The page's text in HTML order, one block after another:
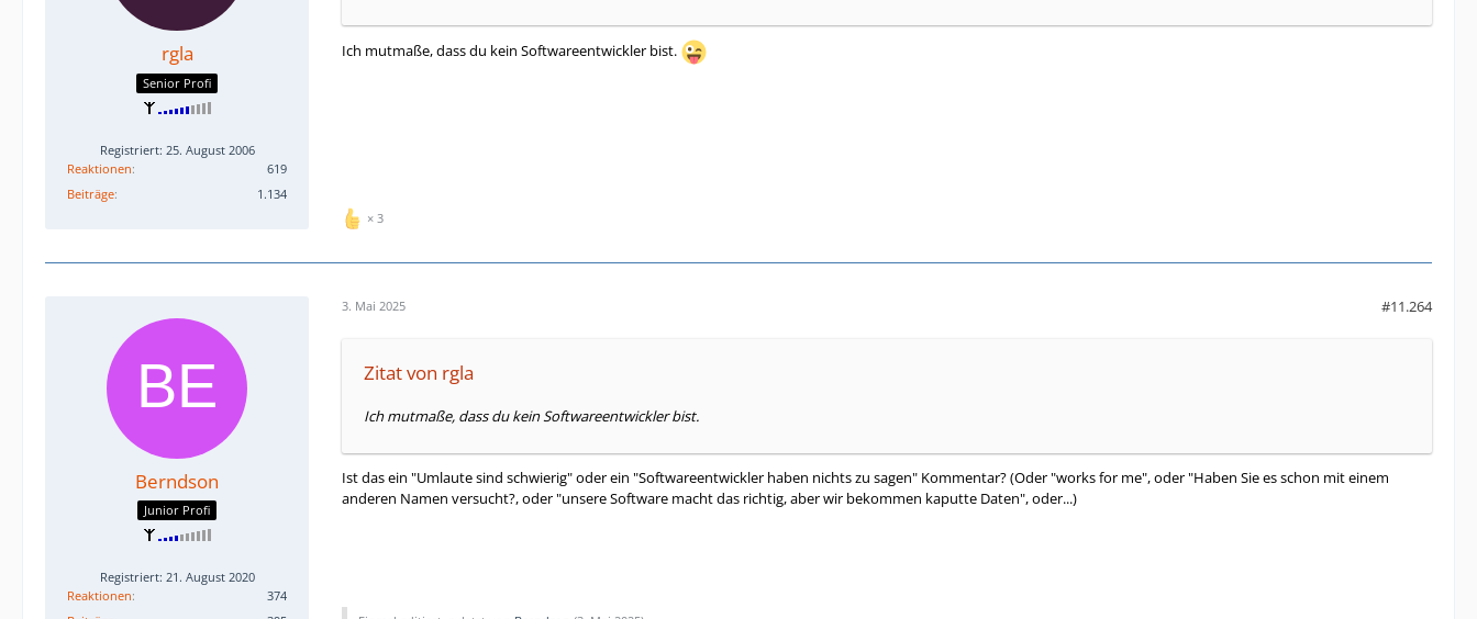
rgla
Senior Profi
Registriert: 25. August 2006
Reaktionen
619
Beiträge
1.134
Ich mutmaße, dass du kein Softwareentwickler bist.
3
Berndson
Junior Profi
Registriert: 21. August 2020
Reaktionen
374
3. Mai 2025 #11.264
Zitat von rgla
Ich mutmaße, dass du kein Softwareentwickler bist.
Ist das ein "Umlaute sind schwierig" oder ein "Softwareentwickler haben nichts zu sagen" Kommentar? (Oder "works for me", oder "Haben Sie es schon mit einem
anderen Namen versucht?, oder "unsere Software macht das richtig, aber wir bekommen kaputte Daten", oder...)